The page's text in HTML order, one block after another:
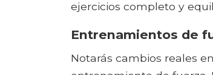
ejercicios completo y
Entrenamientos de
Notarás cambios reales